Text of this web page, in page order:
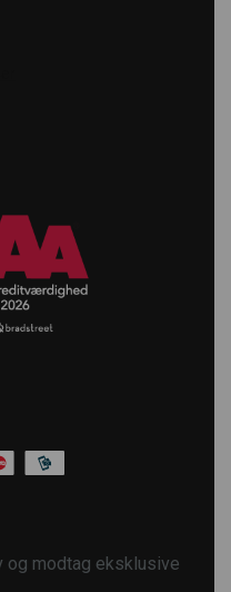
og modtag eksklusive